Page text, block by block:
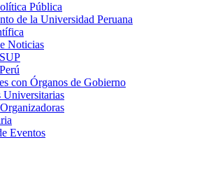
Pública
de la Universidad Peruana
Noticias
con Órganos de Gobierno
Universitarias
Eventos